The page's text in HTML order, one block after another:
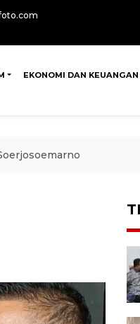
EKONOMI DAN KEUANGAN